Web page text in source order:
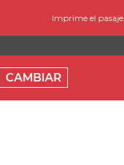
Imprime el pasaje
CAMBIAR